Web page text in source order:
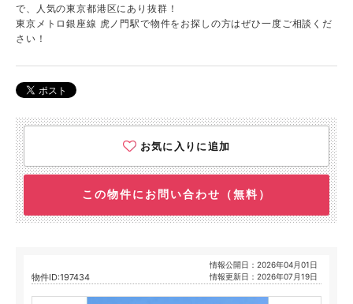
で、人気の東京都港区にあり抜群！
東京メトロ銀座線 虎ノ門駅で物件をお探しの方はぜひ一度ご相談くだ
さい！
お気に入りに追加
この物件にお問い合わせ（無料）
物件ID:197434
情報公開日：2026年04月01日
情報更新日：2026年07月19日